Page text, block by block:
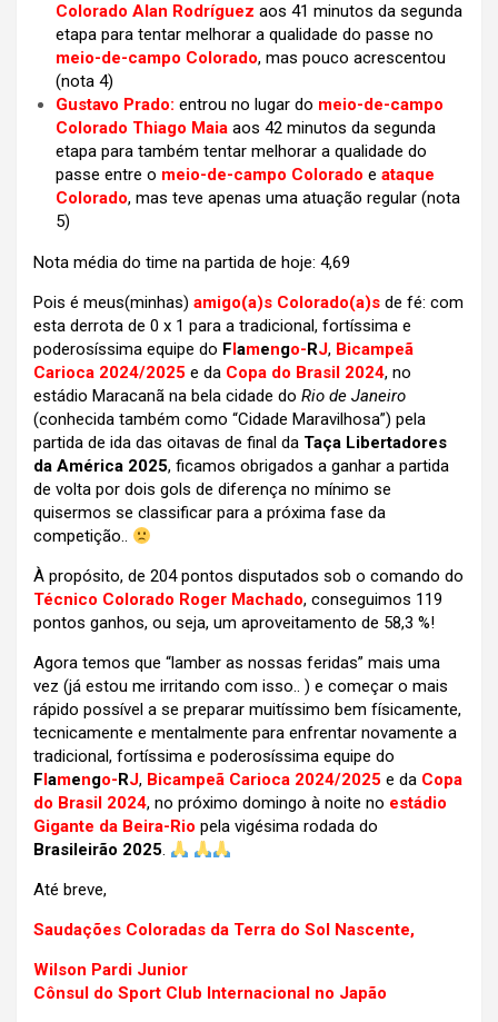
Colorado Alan Rodríguez aos 41 minutos da segunda
etapa para tentar melhorar a qualidade do passe no
meio-de-campo Colorado, mas pouco acrescentou
(nota 4)
Gustavo Prado: entrou no lugar do meio-de-campo
Colorado Thiago Maia aos 42 minutos da segunda
etapa para também tentar melhorar a qualidade do
passe entre o meio-de-campo Colorado e ataque
Colorado, mas teve apenas uma atuação regular (nota
5)
Nota média do time na partida de hoje: 4,69
Pois é meus(minhas) amigo(a)s Colorado(a)s de fé: com
esta derrota de 0 x 1 para a tradicional, fortíssima e
poderosíssima equipe do Flamengo-RJ, Bicampeã
Carioca 2024/2025 e da Copa do Brasil 2024, no
estádio Maracanã na bela cidade do Rio de Janeiro
(conhecida também como “Cidade Maravilhosa”) pela
partida de ida das oitavas de final da Taça Libertadores
da América 2025, ficamos obrigados a ganhar a partida
de volta por dois gols de diferença no mínimo se
quisermos se classificar para a próxima fase da
competição..
À propósito, de 204 pontos disputados sob o comando do
Técnico Colorado Roger Machado, conseguimos 119
pontos ganhos, ou seja, um aproveitamento de 58,3 %!
Agora temos que “lamber as nossas feridas” mais uma
vez (já estou me irritando com isso.. ) e começar o mais
rápido possível a se preparar muitíssimo bem físicamente,
tecnicamente e mentalmente para enfrentar novamente a
tradicional, fortíssima e poderosíssima equipe do
Flamengo-RJ, Bicampeã Carioca 2024/2025 e da Copa
do Brasil 2024, no próximo domingo à noite no estádio
Gigante da Beira-Rio pela vigésima rodada do
Brasileirão 2025.
Até breve,
Saudações Coloradas da Terra do Sol Nascente,
Wilson Pardi Junior
Cônsul do Sport Club Internacional no Japão